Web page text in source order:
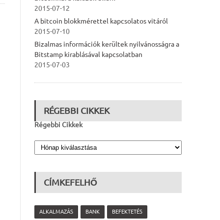
2015-07-12
A bitcoin blokkmérettel kapcsolatos vitáról
2015-07-10
Bizalmas információk kerültek nyilvánosságra a
Bitstamp kirablásával kapcsolatban
2015-07-03
RÉGEBBI CIKKEK
Régebbi Cikkek
CÍMKEFELHŐ
ALKALMAZÁS BANK BEFEKTETÉS